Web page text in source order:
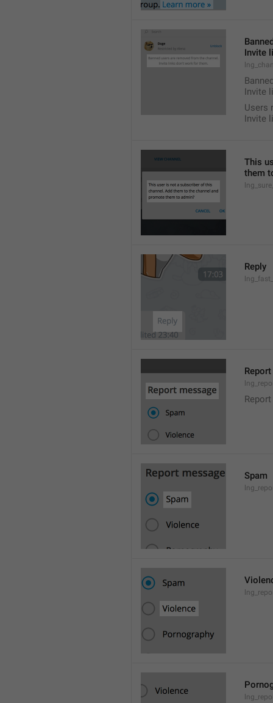
Invite
Invite
Users
Invite
This
them
Reply
Spam